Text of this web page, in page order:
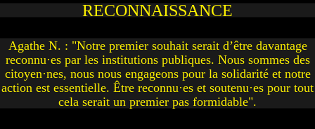
RECONNAISSANCE
Agathe N. : "Notre premier souhait serait d’être davantage
reconnu·es par les institutions publiques. Nous sommes des
citoyen·nes, nous nous engageons pour la solidarité et notre
action est essentielle. Être reconnu·es et soutenu·es pour tout
cela serait un premier pas formidable".